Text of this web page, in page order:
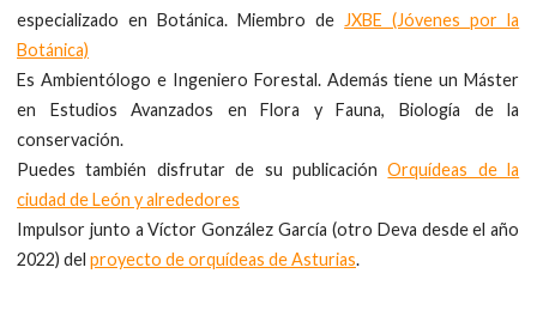
especializado en Botánica. Miembro deJXBE (Jóvenes por la
Botánica)
Es Ambientólogo e Ingeniero Forestal. Además tiene un Máster
en Estudios Avanzados en Flora y Fauna, Biología de la
conservación.
Puedes también disfrutar de su publicaciónOrquídeas de la
ciudad de León y alrededores
Impulsor junto a Víctor González García (otro Deva desde el año
2022) delproyecto de orquídeas de Asturias.